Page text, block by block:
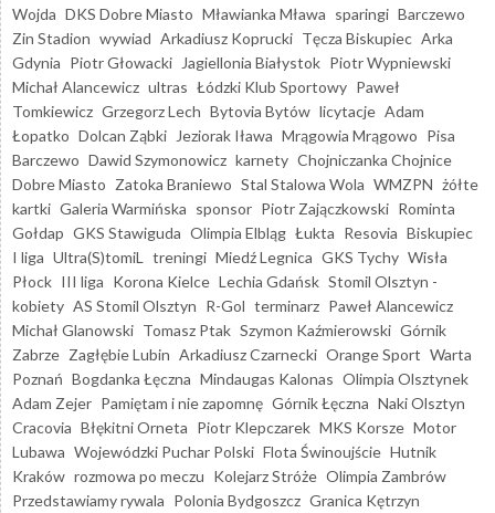
Wojda DKS Dobre Miasto Mławianka Mława sparingi Barczewo
Zin Stadion wywiad Arkadiusz Koprucki Tęcza Biskupiec Arka
Gdynia Piotr Głowacki Jagiellonia Białystok Piotr Wypniewski
Michał Alancewicz ultras Łódzki Klub Sportowy Paweł
Tomkiewicz Grzegorz Lech Bytovia Bytów licytacje Adam
Łopatko Dolcan Ząbki Jeziorak Iława Mrągowia Mrągowo Pisa
Barczewo Dawid Szymonowicz karnety Chojniczanka Chojnice
Dobre Miasto Zatoka Braniewo Stal Stalowa Wola WMZPN żółte
kartki Galeria Warmińska sponsor Piotr Zajączkowski Rominta
Gołdap GKS Stawiguda Olimpia Elbląg Łukta Resovia Biskupiec
I liga Ultra(S)tomiL treningi Miedź Legnica GKS Tychy Wisła
Płock III liga Korona Kielce Lechia Gdańsk Stomil Olsztyn -
kobiety AS Stomil Olsztyn R-Gol terminarz Paweł Alancewicz
Michał Glanowski Tomasz Ptak Szymon Kaźmierowski Górnik
Zabrze Zagłębie Lubin Arkadiusz Czarnecki Orange Sport Warta
Poznań Bogdanka Łęczna Mindaugas Kalonas Olimpia Olsztynek
Adam Zejer Pamiętam i nie zapomnę Górnik Łęczna Naki Olsztyn
Cracovia Błękitni Orneta Piotr Klepczarek MKS Korsze Motor
Lubawa Wojewódzki Puchar Polski Flota Świnoujście Hutnik
Kraków rozmowa po meczu Kolejarz Stróże Olimpia Zambrów
Przedstawiamy rywala Polonia Bydgoszcz Granica Kętrzyn